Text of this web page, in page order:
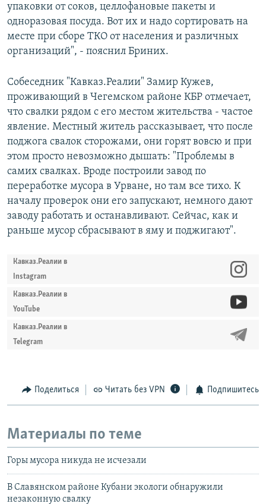
упаковки от соков, целлофановые пакеты и
одноразовая посуда. Вот их и надо сортировать на
месте при сборе ТКО от населения и различных
организаций", - пояснил Бриних.
Собеседник "Кавказ.Реалии" Замир Кужев,
проживающий в Чегемском районе КБР отмечает,
что свалки рядом с его местом жительства - частое
явление. Местный житель рассказывает, что после
поджога свалок сторожами, они горят вовсю и при
этом просто невозможно дышать: "Проблемы в
самих свалках. Вроде построили завод по
переработке мусора в Урване, но там все тихо. К
началу проверок они его запускают, немного дают
заводу работать и останавливают. Сейчас, как и
раньше мусор сбрасывают в яму и поджигают".
Кавказ.Реалии в
Instagram
Кавказ.Реалии в
YouTube
Кавказ.Реалии в
Telegram
Поделиться Читать без VPN Подпишитесь
Материалы по теме
Горы мусора никуда не исчезали
В Славянском районе Кубани экологи обнаружили
незаконную свалку